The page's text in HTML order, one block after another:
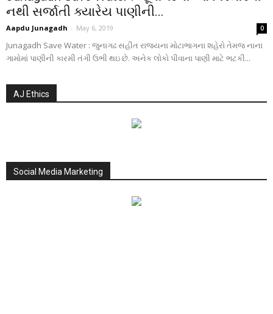
નથી સર્જાતી ક્યારેય પાણીની...
Aapdu Junagadh - May 6, 2019 0
Junagadh Save Water : જુનાગઢ સહીત રાજ્યના મોટાભાગના શહેરો તેમજ નાના
ગામોમાં પાણીની કારમી તંગી ઉભી થઇ છે. અનેક લોકો પીવાના પાણી માટે ભટકી...
AJ Ethics
Social Media Marketing